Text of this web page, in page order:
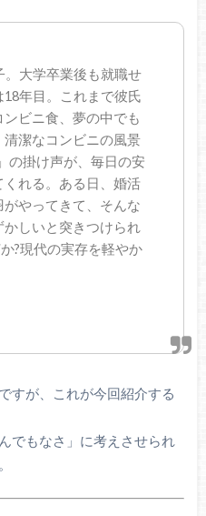
。大学卒業後も就職せ
年目。これまで彼氏
ビニ食、夢の中でも
潔なコンビニの風景
の掛け声が、毎日の安
れる。ある日、婚活
やってきて、そんな
しいと突きつけられ
?現代の実存を軽やか
すが、これが今回紹介する
でもなさ」に考えさせられ